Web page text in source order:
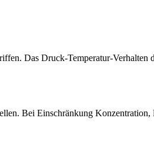
Das Druck-Temperatur-Verhalten
Bei Einschränkung